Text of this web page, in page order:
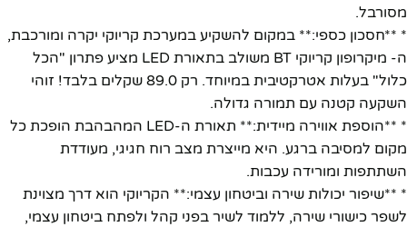
מסורבל.
* **חסכון כספי:** במקום להשקיע במערכת קריוקי יקרה ומורכבת,
ה- מיקרופון קריוקי BT משולב בתאורת LED מציע פתרון "הכל
כלול" בעלות אטרקטיבית במיוחד. רק 89.0 שקלים בלבד! זוהי
השקעה קטנה עם תמורה גדולה.
* **הוספת אווירה מיידית:** תאורת ה-LED המהבהבת הופכת כל
מקום למסיבה ברגע. היא מייצרת מצב רוח חגיגי, מעודדת
השתתפות ומורידה עכבות.
* **שיפור יכולות שירה וביטחון עצמי:** הקריוקי הוא דרך מצוינת
לשפר כישורי שירה, ללמוד לשיר בפני קהל ולפתח ביטחון עצמי,